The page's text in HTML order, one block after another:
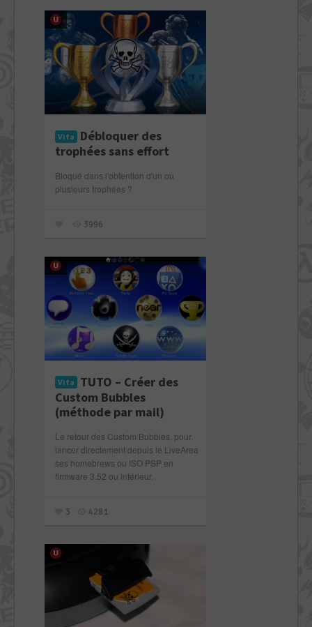
Vita Débloquer des
trophées sans effort
Bloqué dans l'obtention d'un ou
plusieurs trophées ?
3996
Vita TUTO – Créer des
Custom Bubbles
(méthode par mail)
Le retour des Custom Bubbles, pour
lancer directement depuis le LiveArea
ses homebrews ou ISO PSP en
firmware 3.52 ou inférieur.
3 4281